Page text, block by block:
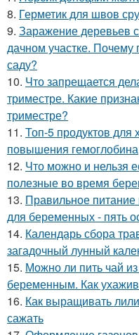
8. Герметик для швов
9. Заражение деревьев
дачном участке. Почему
саду?
10. Что запрещается
триместре. Какие
триместре?
11. Топ-5 продуктов для
повышения гемоглобина
12. Что можно и нельзя
полезные во время
13. Правильное
для беременных - пять
14. Календарь сбора
загадочный лунный
15. Можно ли пить чай
беременным. Как
16. Как выращивать
сажать